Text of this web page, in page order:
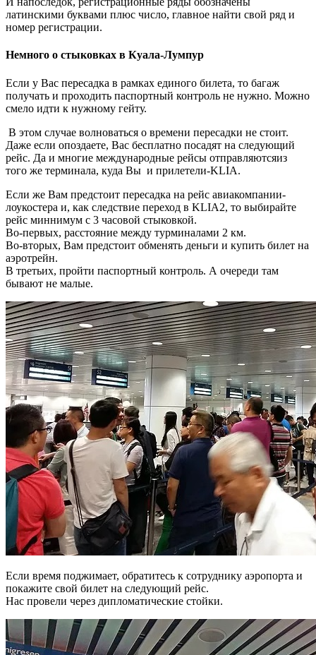
латинскими буквами плюс число, главное найти свой ряд и
номер регистрации.
Немного о стыковках в Куала-Лумпур
Если у Вас пересадка в рамках единого билета, то багаж
получать и проходить паспортный контроль не нужно. Можно
смело идти к нужному гейту.
В этом случае волноваться о времени пересадки не стоит.
Даже если опоздаете, Вас бесплатно посадят на следующий
рейс. Да и многие международные рейсы отправляютсяиз
того же терминала, куда Вы и прилетели-KLIA.
Если же Вам предстоит пересадка на рейс авиакомпании-
лоукостера и, как следствие переход в KLIA2, то выбирайте
рейс миннимум с 3 часовой стыковкой.
Во-первых, расстояние между турминалами 2 км.
Во-вторых, Вам предстоит обменять деньги и купить билет на
аэротрейн.
В третьих, пройти паспортный контроль. А очереди там
бывают не малые.
Если время поджимает, обратитесь к сотруднику аэропорта и
покажите свой билет на следующий рейс.
Нас провели через дипломатические стойки.